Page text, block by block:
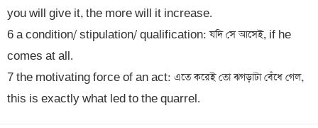
you will give it, the more will it increase.
6 a condition/ stipulation/ qualification: যদি সে আসেই, if he
comes at all.
7 the motivating force of an act: এতে করেই তো ঝগড়াটা বেঁধে গেল,
this is exactly what led to the quarrel.